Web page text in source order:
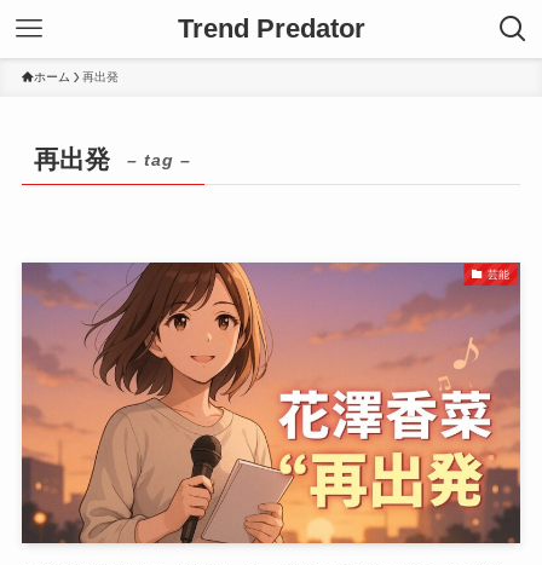
Trend Predator
ホーム 再出発
再出発 – tag –
芸能